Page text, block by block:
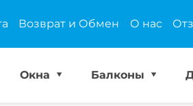
Возврат и Обмен О нас
Окна Балконы